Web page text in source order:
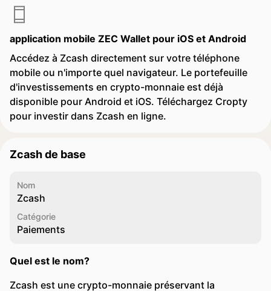
application mobile ZEC Wallet pour iOS et Android
Accédez à Zcash directement sur votre téléphone
mobile ou n'importe quel navigateur. Le portefeuille
d'investissements en crypto-monnaie est déjà
disponible pour Android et iOS. Téléchargez Cropty
pour investir dans Zcash en ligne.
Zcash de base
Nom
Zcash
Catégorie
Paiements
Quel est le nom?
Zcash est une crypto-monnaie préservant la